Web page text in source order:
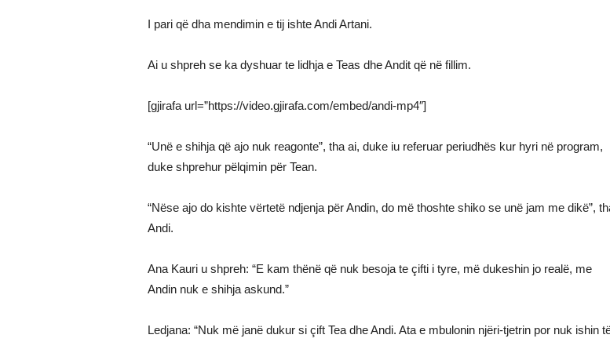
I pari që dha mendimin e tij ishte Andi Artani.
Ai u shpreh se ka dyshuar te lidhja e Teas dhe Andit që në fillim.
[gjirafa url=”https://video.gjirafa.com/embed/andi-mp4″]
“Unë e shihja që ajo nuk reagonte”, tha ai, duke iu referuar periudhës kur hyri në program,
duke shprehur pëlqimin për Tean.
“Nëse ajo do kishte vërtetë ndjenja për Andin, do më thoshte shiko se unë jam me dikë”,
Andi.
Ana Kauri u shpreh: “E kam thënë që nuk besoja te çifti i tyre, më dukeshin jo realë, me
Andin nuk e shihja askund.”
Ledjana: “Nuk më janë dukur si çift Tea dhe Andi. Ata e mbulonin njëri-tjetrin por nuk ishin